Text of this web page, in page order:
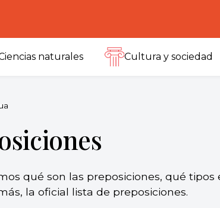
naturales Cultura y sociedad
qué son las preposiciones, qué
la oficial lista de preposiciones.